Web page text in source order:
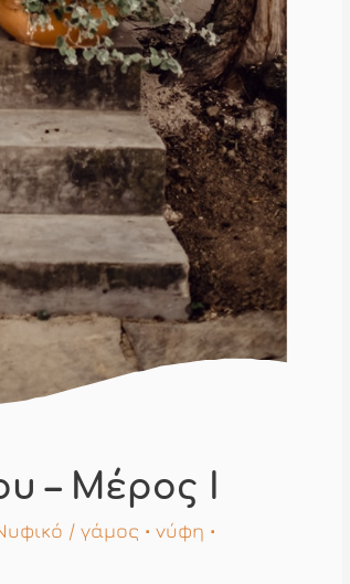
– Μέρος Ι
/ γάμος • νύφη •